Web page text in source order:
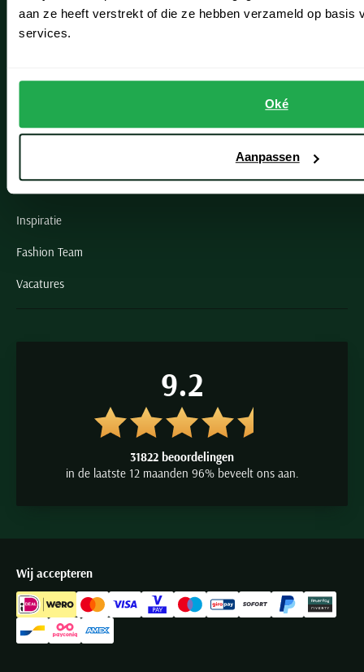
aan ze heeft verstrekt of die ze hebben verzameld op basis
services.
Oké
Aanpassen
Oegstgeest
Grote maten herenkleding
Inspiratie
Fashion Team
Vacatures
9.2
31822 beoordelingen
in de laatste 12 maanden 96% beveelt ons aan.
Wij accepteren